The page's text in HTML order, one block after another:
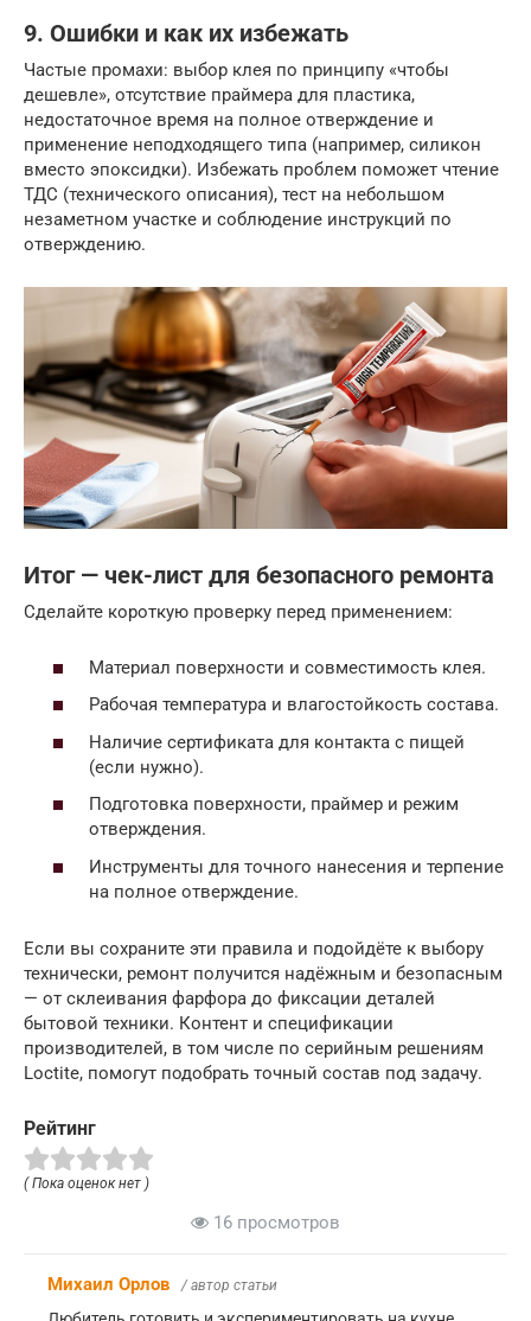
9. Ошибки и как их избежать
Частые промахи: выбор клея по принципу «чтобы
дешевле», отсутствие праймера для пластика,
недостаточное время на полное отверждение и
применение неподходящего типа (например, силикон
вместо эпоксидки). Избежать проблем поможет чтение
ТДС (технического описания), тест на небольшом
незаметном участке и соблюдение инструкций по
отверждению.
Итог — чек-лист для безопасного ремонта
Сделайте короткую проверку перед применением:
Материал поверхности и совместимость клея.
Рабочая температура и влагостойкость состава.
Наличие сертификата для контакта с пищей
(если нужно).
Подготовка поверхности, праймер и режим
отверждения.
Инструменты для точного нанесения и терпение
на полное отверждение.
Если вы сохраните эти правила и подойдёте к выбору
технически, ремонт получится надёжным и безопасным
— от склеивания фарфора до фиксации деталей
бытовой техники. Контент и спецификации
производителей, в том числе по серийным решениям
Loctite, помогут подобрать точный состав под задачу.
Рейтинг
( Пока оценок нет )
16 просмотров
Михаил Орлов / автор статьи